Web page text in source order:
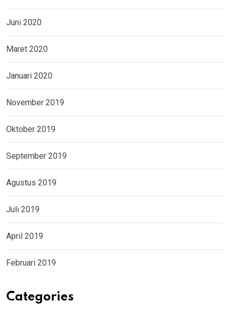
Juni 2020
Maret 2020
Januari 2020
November 2019
Oktober 2019
September 2019
Agustus 2019
Juli 2019
April 2019
Februari 2019
Categories